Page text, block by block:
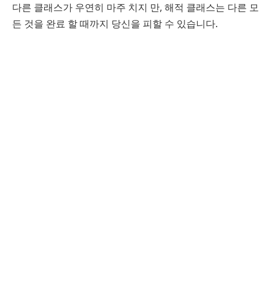
다른 클래스가 우연히 마주 치지 만, 해적 클래스는 다른 모
든 것을 완료 할 때까지 당신을 피할 수 있습니다.